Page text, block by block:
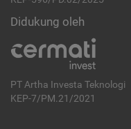
Didukung oleh
PT Artha Investa Teknologi
KEP-7/PM.21/2021